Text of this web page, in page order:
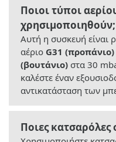
Ποιοι τύποι
χρησιμοποιηθούν;
Αυτή η συσκευή είναι
αέριο G31 (προπάνιο)
(βουτάνιο) στα 30
καλέστε έναν
αντικατάσταση των
Ποιες κατσαρόλες